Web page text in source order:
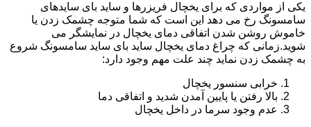
یکی از مواردی که برای یخچال فریزرها و ساید بای سایدهای
سامسونگ رخ می دهد این است که شما متوجه چشمک زدن یا
خاموش روشن شدن اتفاقی دمای یخچال در نمایشگر می
شوید.زمانی که چراغ دمای یخچال ساید بای ساید سامسونگ شروع
به چشمک زدن نماید چند علت مهم وجود دارد:
خرابی سنسور یخچال
بالا رفتن یا پایین آمدن شدید و اتفاقی دما
عدم وجود سرما در داخل یخچال